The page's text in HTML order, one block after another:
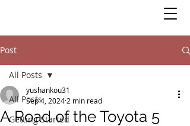
Post
All Posts
Getting Started
All Posts
A Road of the Toyota 5
yushankou31
Sep 4, 2024 2 min read